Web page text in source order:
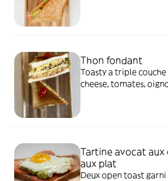
Thon fondant
Toasty a triple
cheese, tomates,
Tartine avocat
aux plat
Deux open toast